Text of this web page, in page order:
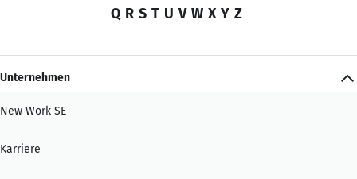
Q R S T U V W X Y Z
Unternehmen
New Work SE
Karriere